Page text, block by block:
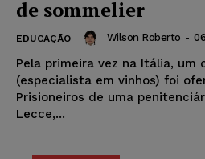
de sommelier
EDUCAÇÃO Wilson Roberto -
Pela primeira vez na Itália, um
(especialista em vinhos) foi
Prisioneiros de uma
Lecce,...